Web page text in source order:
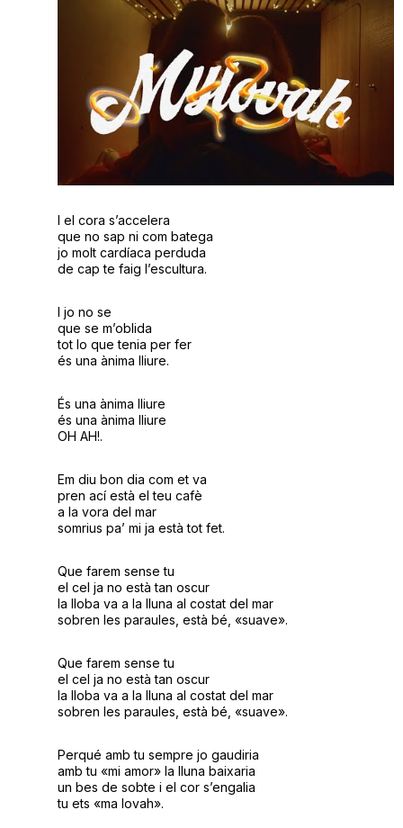
I el cora s’accelera
que no sap ni com batega
jo molt cardíaca perduda
de cap te faig l’escultura.
I jo no se
que se m’oblida
tot lo que tenia per fer
és una ànima lliure.
És una ànima lliure
és una ànima lliure
OH AH!.
Em diu bon dia com et va
pren ací està el teu cafè
a la vora del mar
somrius pa’ mi ja està tot fet.
Que farem sense tu
el cel ja no està tan oscur
la lloba va a la lluna al costat del mar
sobren les paraules, està bé, «suave».
Que farem sense tu
el cel ja no està tan oscur
la lloba va a la lluna al costat del mar
sobren les paraules, està bé, «suave».
Perqué amb tu sempre jo gaudiria
amb tu «mi amor» la lluna baixaria
un bes de sobte i el cor s’engalia
tu ets «ma lovah».